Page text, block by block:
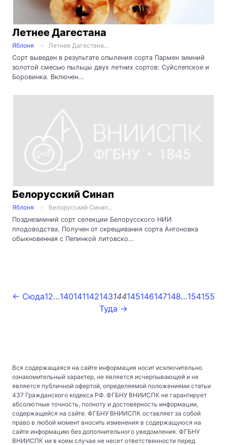
Летнее Дагестана
Яблоня
Летнее Дагестана...
Сорт выведен в результате опыления сорта Пармен зимний
золотой смесью пыльцы двух летних сортов: Суйслепское и
Боровинка. Включен...
Белорусский Синап
Яблоня
Белорусский Синап...
Позднезимний сорт селекции Белорусского НИИ
плодоводства. Получен от скрещивания сорта Антоновка
обыкновенная с Пепинкой литовско...
← Сюда12…140141142143144145146147148…154155
Туда →
Вся содержащаяся на сайте информация носит исключительно
ознакомительный характер, не является исчерпывающей и не
является публичной офертой, определяемой положениями статьи
437 Гражданского кодекса РФ. ФГБНУ ВНИИСПК не гарантирует
абсолютные точность, полноту и достоверность информации,
содержащейся на сайте. ФГБНУ ВНИИСПК оставляет за собой
право в любой момент вносить изменения в содержащуюся на
сайте информацию без дополнительного уведомления. ФГБНУ
ВНИИСПК ни в коем случае не несет ответственности перед